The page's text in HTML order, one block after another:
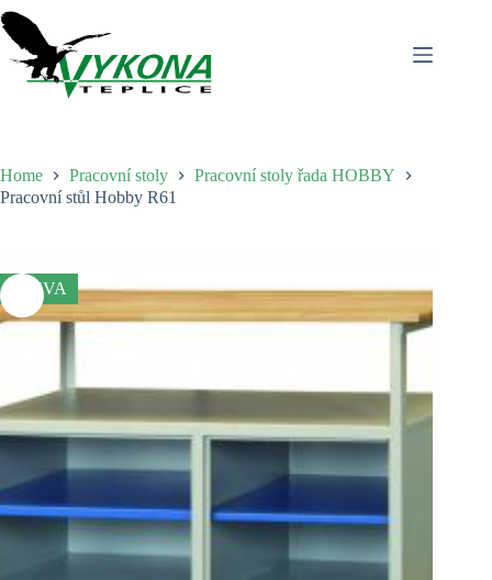
Skip
to
content
Home Pracovní stoly
Pracovní stoly řada HOBBY
Pracovní stůl Hobby R61
SLEVA